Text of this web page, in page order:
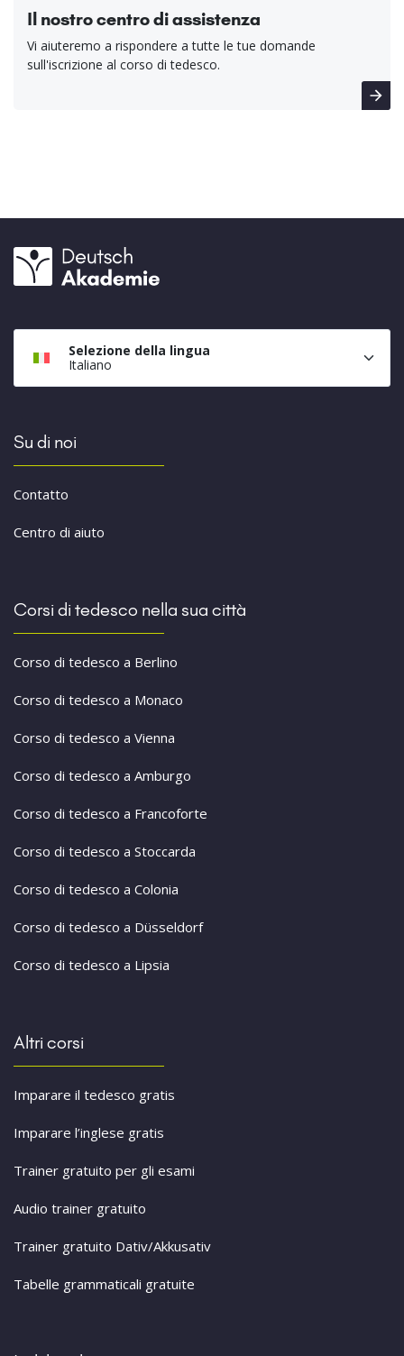
Il nostro centro di assistenza
Vi aiuteremo a rispondere a tutte le tue domande
sull'iscrizione al corso di tedesco.
Selezione della lingua
Italiano
Su di noi
Contatto
Centro di aiuto
Corsi di tedesco nella sua città
Corso di tedesco a Berlino
Corso di tedesco a Monaco
Corso di tedesco a Vienna
Corso di tedesco a Amburgo
Corso di tedesco a Francoforte
Corso di tedesco a Stoccarda
Corso di tedesco a Colonia
Corso di tedesco a Düsseldorf
Corso di tedesco a Lipsia
Altri corsi
Imparare il tedesco gratis
Imparare l’inglese gratis
Trainer gratuito per gli esami
Audio trainer gratuito
Trainer gratuito Dativ/Akkusativ
Tabelle grammaticali gratuite